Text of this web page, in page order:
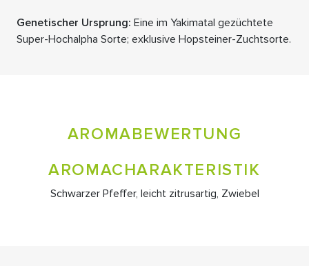
Genetischer Ursprung: Eine im Yakimatal gezüchtete
Super-Hochalpha Sorte; exklusive Hopsteiner-Zuchtsorte.
AROMABEWERTUNG
AROMACHARAKTERISTIK
Schwarzer Pfeffer, leicht zitrusartig, Zwiebel